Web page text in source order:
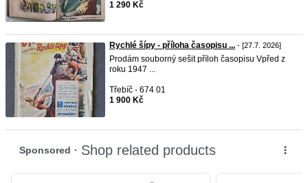
1 290 Kč
Rychlé šípy - příloha časopisu ... - [27.7. 2026]
Prodám souborný sešit příloh časopisu Vpřed z
roku 1947 ...
Třebíč - 674 01
1 900 Kč